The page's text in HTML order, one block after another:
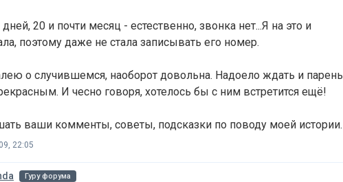
20 и почти месяц - естественно, звонка нет...Я на это и
поэтому даже не стала записывать его номер.
о случившемся, наоборот довольна. Надоело ждать и парень
И чесно говоря, хотелось бы с ним встретится ещё!
ваши комменты, советы, подсказки по поводу моей истории.
22:05
Гуру форума